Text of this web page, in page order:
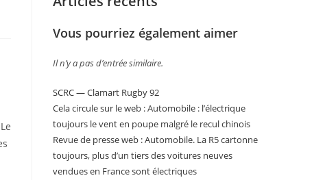
Vous pourriez également aimer
Il n’y a pas d’entrée similaire.
SCRC — Clamart Rugby 92
Cela circule sur le web : Automobile : l’électrique
toujours le vent en poupe malgré le recul chinois
Revue de presse web : Automobile. La R5 cartonne
toujours, plus d’un tiers des voitures neuves
vendues en France sont électriques